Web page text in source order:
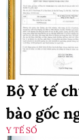
Bộ Y tế
bào gốc
Y TẾ SỐ